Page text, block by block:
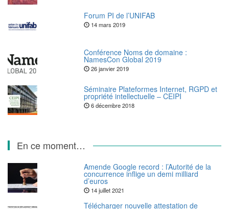
Forum PI de l’UNIFAB
14 mars 2019
Conférence Noms de domaine :
NamesCon Global 2019
26 janvier 2019
Séminaire Plateformes Internet, RGPD et
propriété intellectuelle – CEIPI
6 décembre 2018
En ce moment…
Amende Google record : l’Autorité de la
concurrence inflige un demi milliard
d’euros
14 juillet 2021
Télécharger nouvelle attestation de